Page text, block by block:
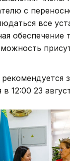
с
все
обеспечение
12:00 23